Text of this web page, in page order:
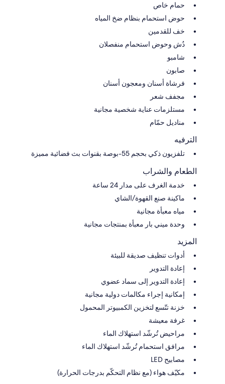
حمام خاص
حوض استحمام بنظام ضخ المياه
خف للقدمين
دُش وحوض استحمام منفصلان
شامبو
صابون
فرشاة أسنان ومعجون أسنان
مجفف شعر
مستلزمات عناية شخصية مجانية
مناديل حمّام
الترفيه
تلفزيون ذكي بحجم 55-بوصة بقنوات بث فضائية مميزة
الطعام والشراب
خدمة الغرف على مدار 24 ساعة
ماكينة صنع القهوة/الشاي
مياه معبأة مجانية
وحدة ميني بار معبأة بمنتجات مجانية
المزيد
أدوات تنظيف صديقة للبيئة
إعادة التدوير
إعادة التدوير إلى سماد عضوي
إمكانية إجراء مكالمات دولية مجانية
خزنة تتّسع لتخزين الكمبيوتر المحمول
غرفة معيشة
مراحيض تُرشّد استهلاك الماء
مرافق استحمام تُرشّد استهلاك الماء
مصابيح LED
مكيّف هواء (مع نظام التحكّم بدرجات الحرارة)